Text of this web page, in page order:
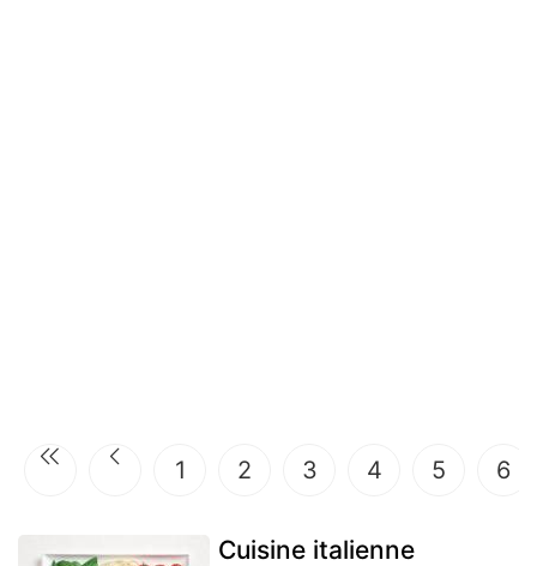
1 2 3 4 5 6
Cuisine italienne